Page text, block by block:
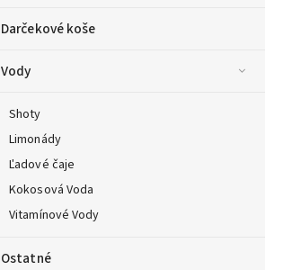
Darčekové koše
Vody
Shoty
Limonády
Ľadové čaje
Kokosová Voda
Vitamínové Vody
Ostatné